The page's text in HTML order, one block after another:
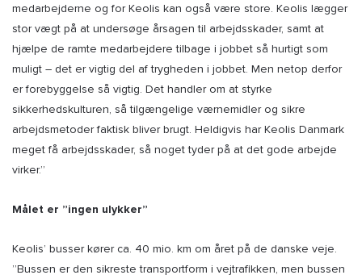
medarbejderne og for Keolis kan også være store. Keolis lægger
stor vægt på at undersøge årsagen til arbejdsskader, samt at
hjælpe de ramte medarbejdere tilbage i jobbet så hurtigt som
muligt – det er vigtig del af trygheden i jobbet. Men netop derfor
er forebyggelse så vigtig. Det handler om at styrke
sikkerhedskulturen, så tilgængelige værnemidler og sikre
arbejdsmetoder faktisk bliver brugt. Heldigvis har Keolis Danmark
meget få arbejdsskader, så noget tyder på at det gode arbejde
virker.”
Målet er ”ingen ulykker”
Keolis’ busser kører ca. 40 mio. km om året på de danske veje.
”Bussen er den sikreste transportform i vejtrafikken, men bussen